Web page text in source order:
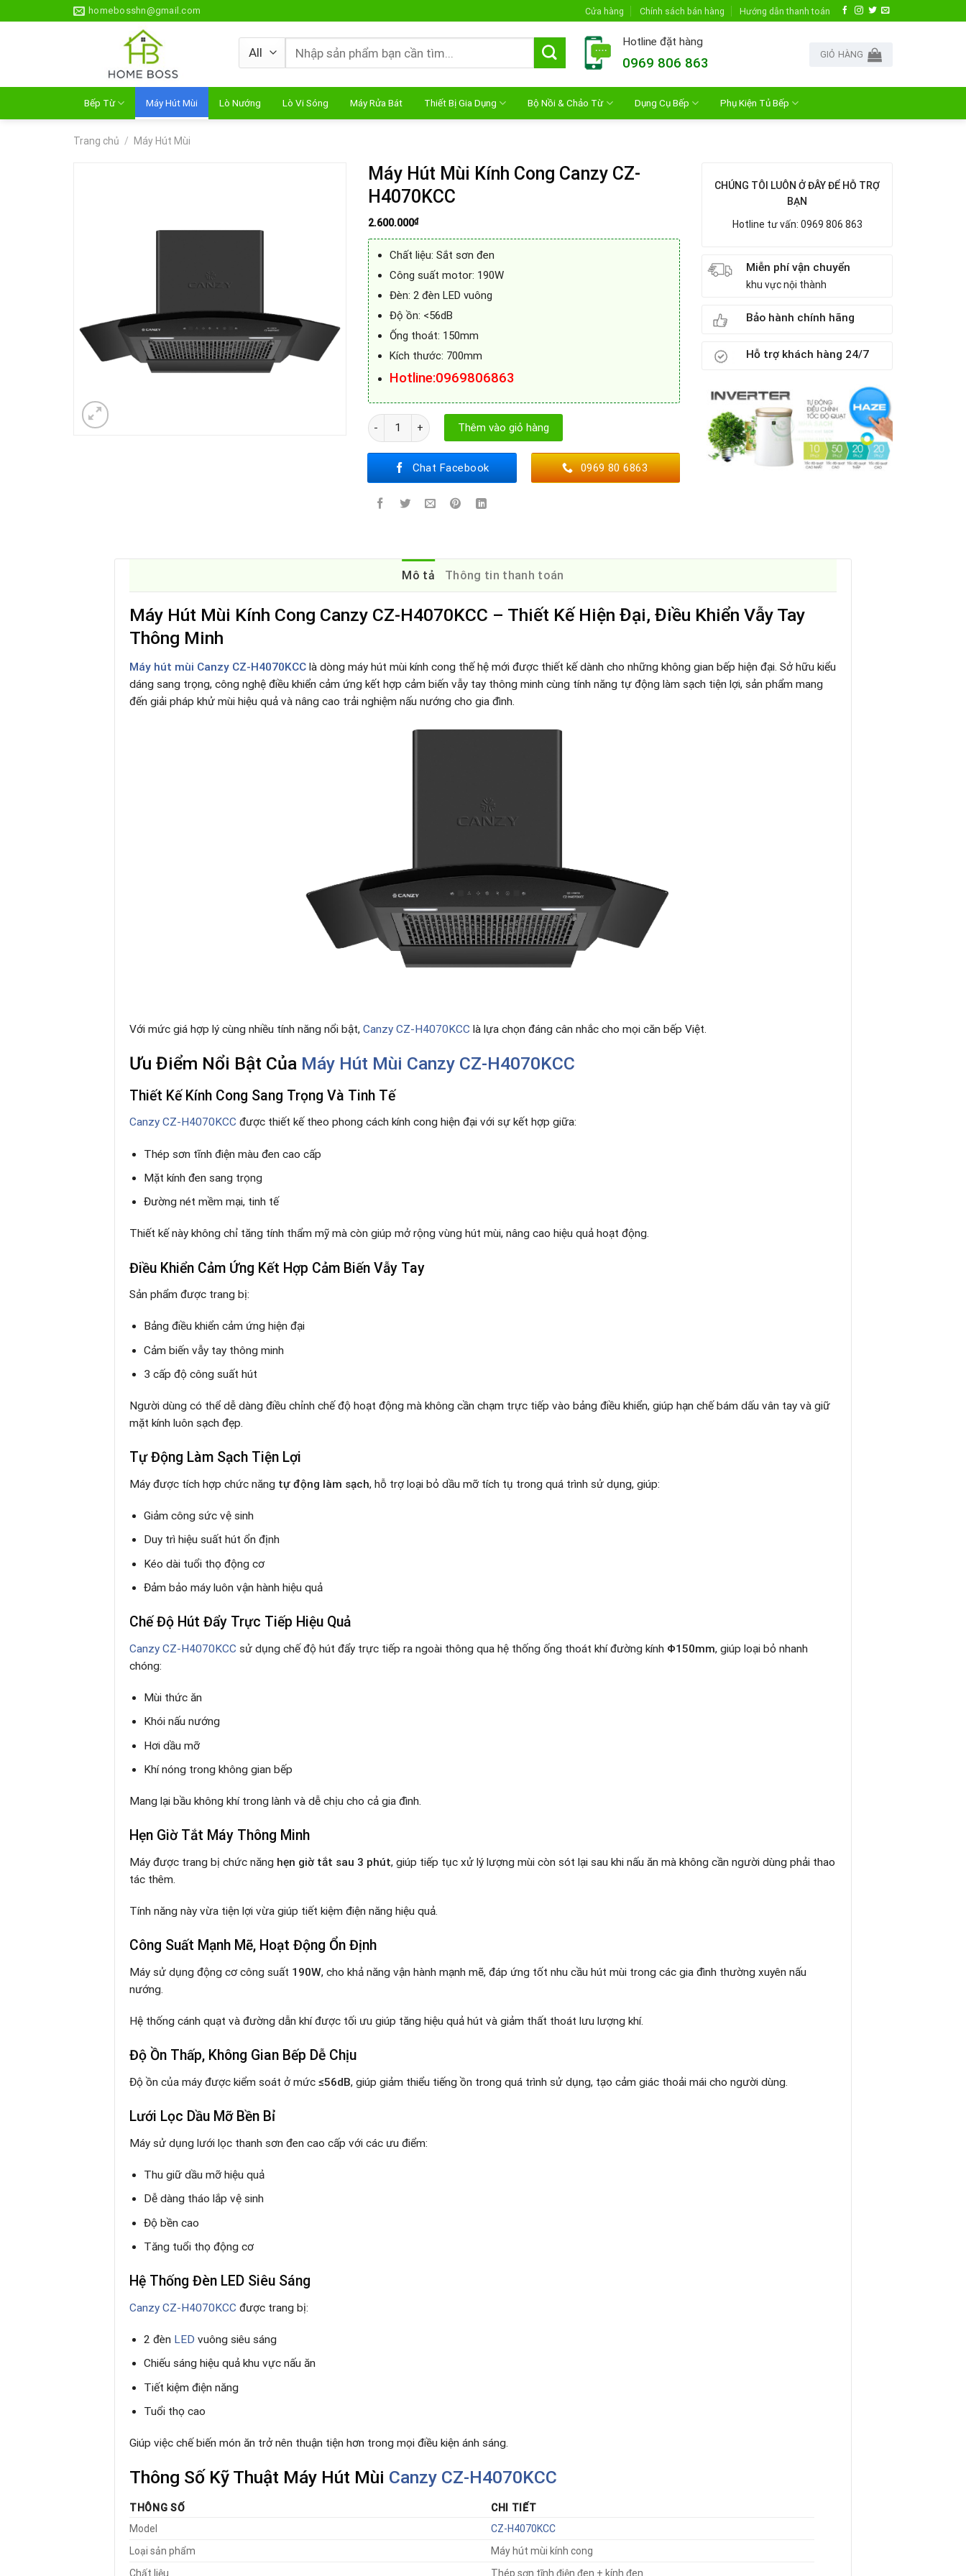
to
homebosshn@gmail.com Cửa hàng Chính sách bán hàng Hướng dẫn thanh toán
Tìm
kiếm:
Hotline đặt hàng
0969 806 863
GIỎ HÀNG
Bếp Từ Máy Hút Mùi Lò Nướng Lò Vi Sóng Máy Rửa Bát Thiết Bị Gia Dụng Bộ Nồi & Chảo Từ Dụng Cụ Bếp Phụ Kiện Tủ Bếp
Trang chủ / Máy Hút Mùi
Máy Hút Mùi Kính Cong Canzy CZ-
H4070KCC
2.600.000₫
Chất liệu: Sắt sơn đen
Công suất motor: 190W
Đèn: 2 đèn LED vuông
Độ ồn: <56dB
Ống thoát: 150mm
Kích thước: 700mm
Hotline:0969806863
Máy Hút Mùi Kính Cong Canzy CZ-H4070KCC số lượng
Thêm vào giỏ hàng
Chat Facebook 0969 80 6863
CHÚNG TÔI LUÔN Ở ĐÂY ĐỂ HỖ TRỢ
BẠN
Hotline tư vấn: 0969 806 863
Miễn phí vận chuyển
khu vực nội thành
Bảo hành chính hãng
Hỗ trợ khách hàng 24/7
Mô tả Thông tin thanh toán
Máy Hút Mùi Kính Cong Canzy CZ-H4070KCC – Thiết Kế Hiện Đại, Điều Khiển Vẫy Tay
Thông Minh
Máy hút mùi Canzy CZ-H4070KCC là dòng máy hút mùi kính cong thế hệ mới được thiết kế dành cho những không gian bếp hiện đại. Sở hữu kiểu
dáng sang trọng, công nghệ điều khiển cảm ứng kết hợp cảm biến vẫy tay thông minh cùng tính năng tự động làm sạch tiện lợi, sản phẩm mang
đến giải pháp khử mùi hiệu quả và nâng cao trải nghiệm nấu nướng cho gia đình.
Với mức giá hợp lý cùng nhiều tính năng nổi bật, Canzy CZ-H4070KCC là lựa chọn đáng cân nhắc cho mọi căn bếp Việt.
Ưu Điểm Nổi Bật Của Máy Hút Mùi Canzy CZ-H4070KCC
Thiết Kế Kính Cong Sang Trọng Và Tinh Tế
Canzy CZ-H4070KCC được thiết kế theo phong cách kính cong hiện đại với sự kết hợp giữa:
Thép sơn tĩnh điện màu đen cao cấp
Mặt kính đen sang trọng
Đường nét mềm mại, tinh tế
Thiết kế này không chỉ tăng tính thẩm mỹ mà còn giúp mở rộng vùng hút mùi, nâng cao hiệu quả hoạt động.
Điều Khiển Cảm Ứng Kết Hợp Cảm Biến Vẫy Tay
Sản phẩm được trang bị:
Bảng điều khiển cảm ứng hiện đại
Cảm biến vẫy tay thông minh
3 cấp độ công suất hút
Người dùng có thể dễ dàng điều chỉnh chế độ hoạt động mà không cần chạm trực tiếp vào bảng điều khiển, giúp hạn chế bám dấu vân tay và giữ
mặt kính luôn sạch đẹp.
Tự Động Làm Sạch Tiện Lợi
Máy được tích hợp chức năng tự động làm sạch, hỗ trợ loại bỏ dầu mỡ tích tụ trong quá trình sử dụng, giúp:
Giảm công sức vệ sinh
Duy trì hiệu suất hút ổn định
Kéo dài tuổi thọ động cơ
Đảm bảo máy luôn vận hành hiệu quả
Chế Độ Hút Đẩy Trực Tiếp Hiệu Quả
Canzy CZ-H4070KCC sử dụng chế độ hút đẩy trực tiếp ra ngoài thông qua hệ thống ống thoát khí đường kính Φ150mm, giúp loại bỏ nhanh
chóng:
Mùi thức ăn
Khói nấu nướng
Hơi dầu mỡ
Khí nóng trong không gian bếp
Mang lại bầu không khí trong lành và dễ chịu cho cả gia đình.
Hẹn Giờ Tắt Máy Thông Minh
Máy được trang bị chức năng hẹn giờ tắt sau 3 phút, giúp tiếp tục xử lý lượng mùi còn sót lại sau khi nấu ăn mà không cần người dùng phải thao
tác thêm.
Tính năng này vừa tiện lợi vừa giúp tiết kiệm điện năng hiệu quả.
Công Suất Mạnh Mẽ, Hoạt Động Ổn Định
Máy sử dụng động cơ công suất 190W, cho khả năng vận hành mạnh mẽ, đáp ứng tốt nhu cầu hút mùi trong các gia đình thường xuyên nấu
nướng.
Hệ thống cánh quạt và đường dẫn khí được tối ưu giúp tăng hiệu quả hút và giảm thất thoát lưu lượng khí.
Độ Ồn Thấp, Không Gian Bếp Dễ Chịu
Độ ồn của máy được kiểm soát ở mức ≤56dB, giúp giảm thiểu tiếng ồn trong quá trình sử dụng, tạo cảm giác thoải mái cho người dùng.
Lưới Lọc Dầu Mỡ Bền Bỉ
Máy sử dụng lưới lọc thanh sơn đen cao cấp với các ưu điểm:
Thu giữ dầu mỡ hiệu quả
Dễ dàng tháo lắp vệ sinh
Độ bền cao
Tăng tuổi thọ động cơ
Hệ Thống Đèn LED Siêu Sáng
Canzy CZ-H4070KCC được trang bị:
2 đèn LED vuông siêu sáng
Chiếu sáng hiệu quả khu vực nấu ăn
Tiết kiệm điện năng
Tuổi thọ cao
Giúp việc chế biến món ăn trở nên thuận tiện hơn trong mọi điều kiện ánh sáng.
Thông Số Kỹ Thuật Máy Hút Mùi Canzy CZ-H4070KCC
THÔNG SỐ
CHI TIẾT
Model
CZ-H4070KCC
Loại sản phẩm
Máy hút mùi kính cong
Chất liệu
Thép sơn tĩnh điện đen + kính đen